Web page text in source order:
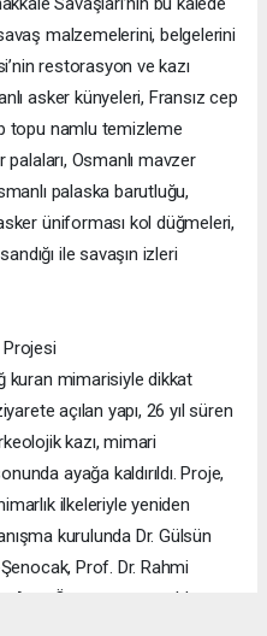
malzemelerini, belgelerini
restorasyon ve kazı
asker künyeleri, Fransız cep
topu namlu temizleme
Osmanlı mavzer
palaska barutluğu,
üniforması kol düğmeleri,
ile savaşın izleri
kuran mimarisiyle dikkat
açılan yapı, 26 yıl süren
kazı, mimari
ayağa kaldırıldı. Proje,
ilkeleriyle yeniden
kurulunda Dr. Gülsün
Prof. Dr. Rahmi
Özsavaşcı yer aldı.